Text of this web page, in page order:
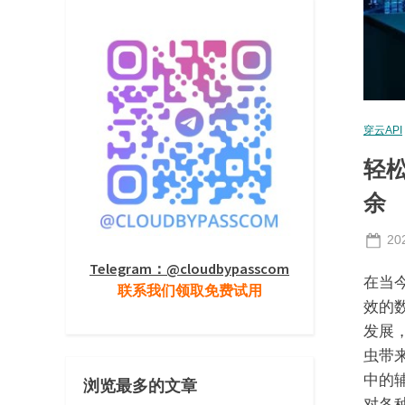
穿云API
轻
余
在当
效的
发展
虫带
中的
Telegram：@cloudbypasscom
联系我们领取免费试用
浏览最多的文章